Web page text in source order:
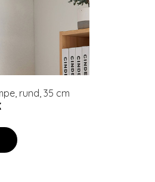
rund, 35 cm